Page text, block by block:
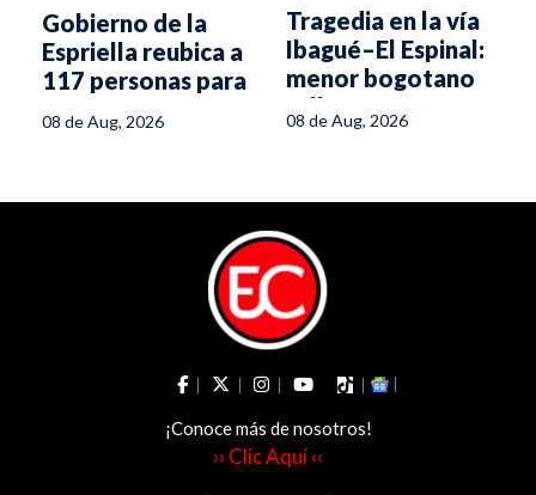
Gobierno de la
Espriella reubica a
117 personas para
desde las cárceles
08 de Aug, 2026
Tragedia en la vía
Ibagué–El Espinal:
menor bogotano
fallece en
volcamiento
08 de Aug, 2026
¡Conoce más de nosotros!
›› Clic Aquí ‹‹